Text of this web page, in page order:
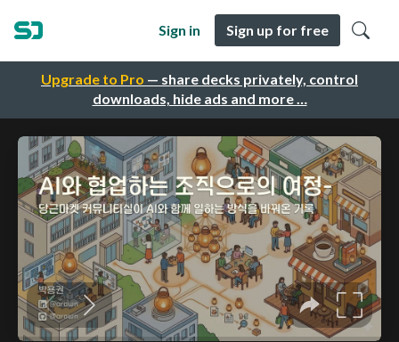
Upgrade to Pro — share decks privately, control
downloads, hide ads and more …
Sign in Sign up for free